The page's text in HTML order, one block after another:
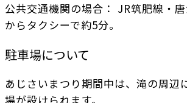
公共交通機関の場合： JR筑肥線・唐
からタクシーで約5分。
駐車場について
あじさいまつり期間中は、滝の周辺
場が設けられます。